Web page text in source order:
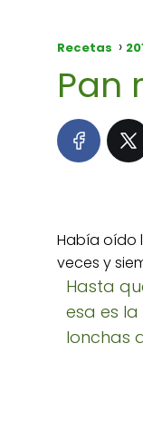
Recetas
Pan
Había oído
veces y
Hasta
esa es
lonchas